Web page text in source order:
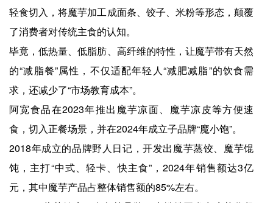
轻食切入，将魔芋加工成面条、饺子、米粉等形态，颠覆
了消费者对传统主食的认知。
毕竟，低热量、低脂肪、高纤维的特性，让魔芋带有天然
的“减脂餐”属性，不仅适配年轻人“减肥减脂”的饮食需
求，还减少了“市场教育成本”。
阿宽食品在2023年推出魔芋凉面、魔芋凉皮等方便速
食，切入正餐场景，并在2024年成立子品牌“魔小饱”。
2018年成立的品牌野人日记，开发出魔芋蒸饺、魔芋馄
饨，主打“中式、轻卡、快主食”，2024年销售额达3亿
元，其中魔芋产品占整体销售额的85%左右。